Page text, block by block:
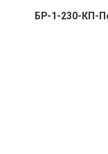
БР-1-230-КП-